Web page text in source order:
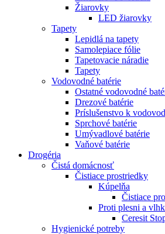
Žiarovky
LED žiarovky
Tapety
Lepidlá na tapety
Samolepiace fólie
Tapetovacie náradie
Tapety
Vodovodné batérie
Ostatné vodovodné
Drezové batérie
Príslušenstvo k
Sprchové batérie
Umývadlové batérie
Vaňové batérie
Drogéria
Čistá domácnosť
Čistiace prostriedky
Kúpelňa
Čistiace
Proti plesni a
Ceresit
Hygienické potreby